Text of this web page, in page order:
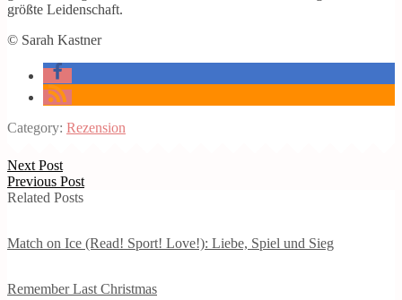
größte Leidenschaft.
© Sarah Kastner
Category: Rezension
Next Post
Previous Post
Related Posts
Match on Ice (Read! Sport! Love!): Liebe, Spiel und Sieg
Remember Last Christmas